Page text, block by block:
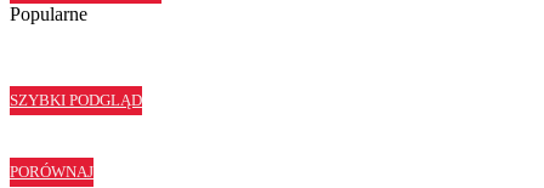
Popularne
SZYBKI PODGLĄD
PORÓWNAJ